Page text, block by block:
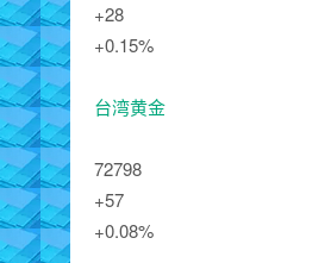
+28
+0.15%
台湾黄金
72798
+57
+0.08%